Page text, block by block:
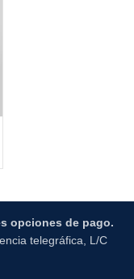
opciones de pago.
telegráfica, L/C